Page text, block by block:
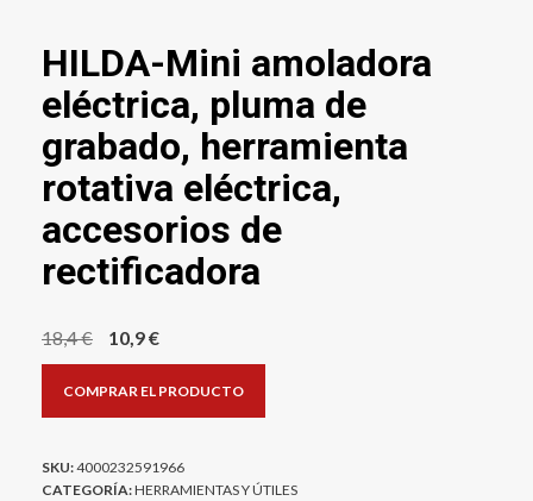
HILDA-Mini amoladora
eléctrica, pluma de
grabado, herramienta
rotativa eléctrica,
accesorios de
rectificadora
18,4€
El
precio
original
10,9€El
precio
actual
COMPRAR EL PRODUCTO
SKU:4000232591966
CATEGORÍA:HERRAMIENTAS Y ÚTILES